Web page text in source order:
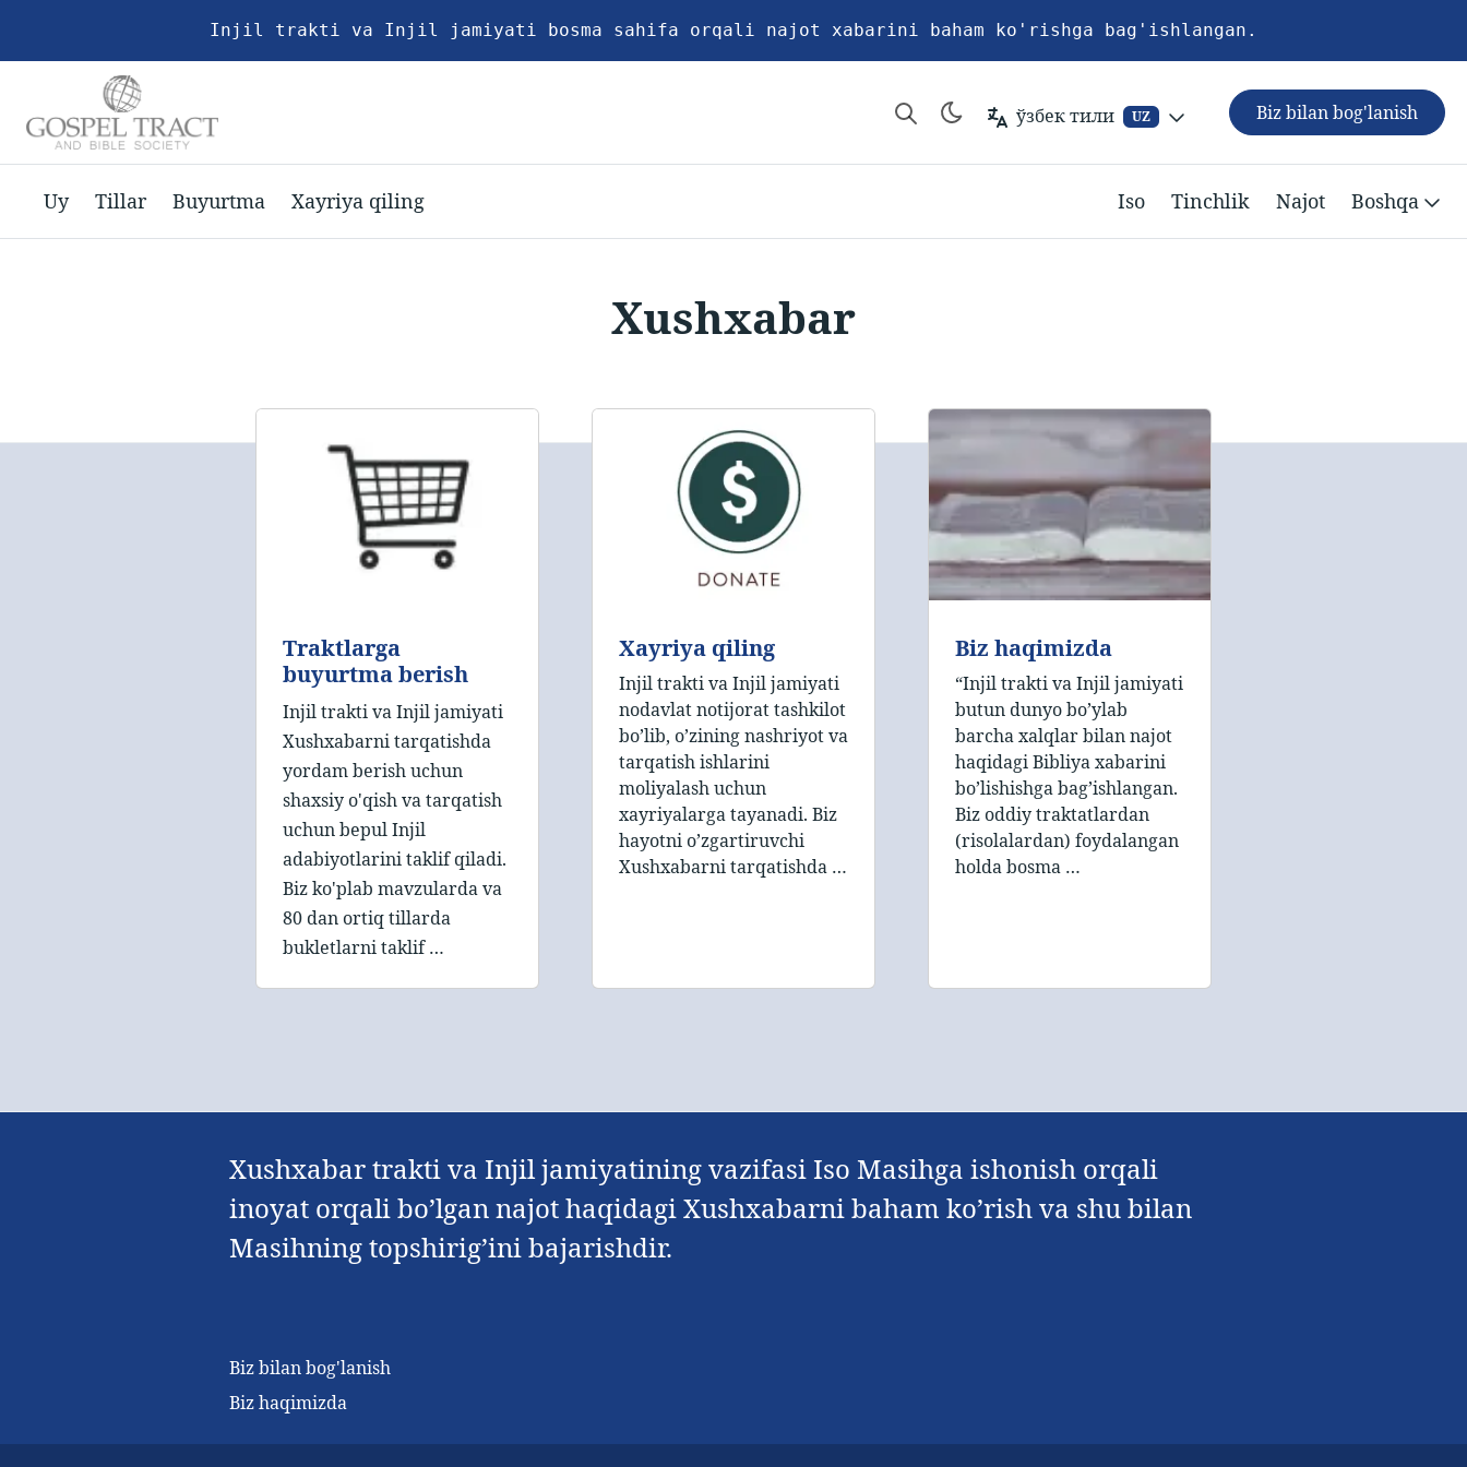
Injil trakti va Injil jamiyati bosma sahifa orqali najot xabarini baham ko'rishga bag'ishlangan.
ўзбек тили UZ Biz bilan bog'lanish
Uy Tillar Buyurtma Xayriya qiling Iso Tinchlik Najot Boshqa
Xushxabar
Traktlarga
buyurtma berish
Injil trakti va Injil jamiyati
Xushxabarni tarqatishda
yordam berish uchun
shaxsiy o'qish va tarqatish
uchun bepul Injil
adabiyotlarini taklif qiladi.
Biz ko'plab mavzularda va
80 dan ortiq tillarda
bukletlarni taklif …
Xayriya qiling
Injil trakti va Injil jamiyati
nodavlat notijorat tashkilot
bo’lib, o’zining nashriyot va
tarqatish ishlarini
moliyalash uchun
xayriyalarga tayanadi. Biz
hayotni o’zgartiruvchi
Xushxabarni tarqatishda …
Biz haqimizda
“Injil trakti va Injil jamiyati
butun dunyo bo’ylab
barcha xalqlar bilan najot
haqidagi Bibliya xabarini
bo’lishishga bag’ishlangan.
Biz oddiy traktatlardan
(risolalardan) foydalangan
holda bosma …
Xushxabar trakti va Injil jamiyatining vazifasi Iso Masihga ishonish orqali
inoyat orqali bo’lgan najot haqidagi Xushxabarni baham ko’rish va shu bilan
Masihning topshirig’ini bajarishdir.
Biz bilan bog'lanish
Biz haqimizda